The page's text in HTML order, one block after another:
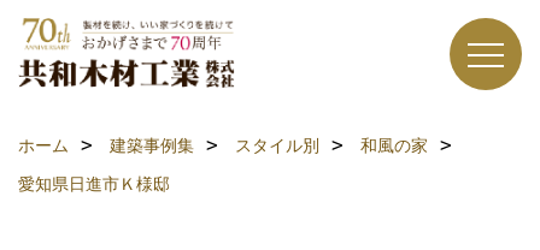
ホーム 建築事例集 スタイル別
和風の家
愛知県日進市Ｋ様邸